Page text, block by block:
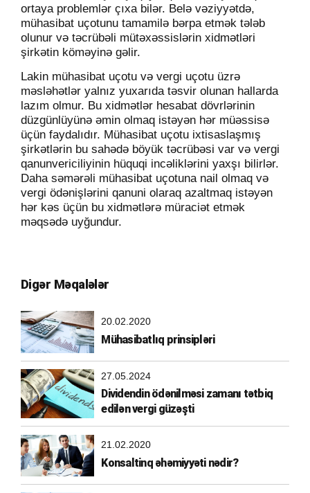
ortaya problemlər çıxa bilər. Belə vəziyyətdə,
mühasibat uçotunu tamamilə bərpa etmək tələb
olunur və təcrübəli mütəxəssislərin xidmətləri
şirkətin köməyinə gəlir.
Lakin mühasibat uçotu və vergi uçotu üzrə
məsləhətlər yalnız yuxarıda təsvir olunan hallarda
lazım olmur. Bu xidmətlər hesabat dövrlərinin
düzgünlüyünə əmin olmaq istəyən hər müəssisə
üçün faydalıdır. Mühasibat uçotu ixtisaslaşmış
şirkətlərin bu sahədə böyük təcrübəsi var və vergi
qanunvericiliyinin hüquqi incəliklərini yaxşı bilirlər.
Daha səmərəli mühasibat uçotuna nail olmaq və
vergi ödənişlərini qanuni olaraq azaltmaq istəyən
hər kəs üçün bu xidmətlərə müraciət etmək
məqsədə uyğundur.
Digər Məqalələr
20.02.2020
Mühasibatlıq prinsipləri
27.05.2024
Dividendin ödənilməsi zamanı tətbiq
edilən vergi güzəşti
21.02.2020
Konsaltinq əhəmiyyəti nədir?